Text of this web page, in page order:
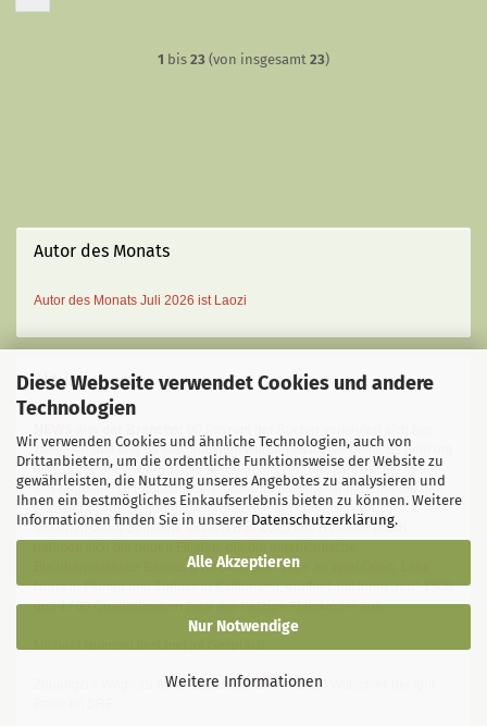
Diese Webseite verwendet Cookies und andere
Technologien
Wir verwenden Cookies und ähnliche Technologien, auch von
Drittanbietern, um die ordentliche Funktionsweise der Website zu
gewährleisten, die Nutzung unseres Angebotes zu analysieren und
Ihnen ein bestmögliches Einkaufserlebnis bieten zu können. Weitere
Informationen finden Sie in unserer Datenschutzerklärung.
Alle Akzeptieren
Nur Notwendige
Weitere Informationen
1 bis 23 (von insgesamt 23)
Autor des Monats
Autor des Monats Juli 2026 ist Laozi
Aktuelles
zwischen null und 99 Mal, trotzdem werden es immer mehr. Es geht um
eine große Illusion... Das größte Buchgeschäft der Welt hat die Größe
von ungefähr 18 Fußballfeldern beziehungsweise annähernd die des
Pariser Louvre. Gegen diesen Riesen in der chinesischen 15-
Millionen-Stadt Senzhen, dessen Bau 2025 alle Rekorde brach,
Buchhandelskette Barnes & Noble dieser Tage an zwei Orten, Lake
Nona in Florida und Turlock in Kalifornien, eröffnet, mit ihren „nur“ 1500
und 1700 Quadratmetern zwar wie herzige Kleinkinder aus.
mehr Gelassenheit:Michael Wittschier bei Igor